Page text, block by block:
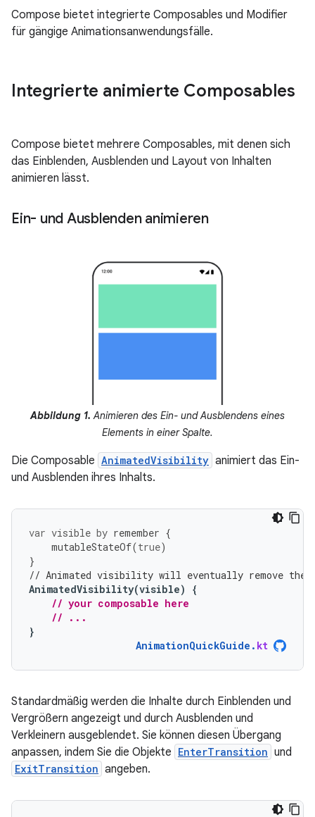
Compose bietet integrierte Composables und Modifier
für gängige Animationsanwendungsfälle.
Integrierte animierte Composables
Compose bietet mehrere Composables, mit denen sich
das Einblenden, Ausblenden und Layout von Inhalten
animieren lässt.
Ein- und Ausblenden animieren
Abbildung 1. Animieren des Ein- und Ausblendens eines
Elements in einer Spalte.
Die Composable AnimatedVisibility animiert das Ein-
und Ausblenden ihres Inhalts.
var visible by remember {
mutableStateOf(true)
}
// Animated visibility will eventually remove the
AnimatedVisibility(visible)
{
// your composable here
// ...
}
AnimationQuickGuide . kt
Standardmäßig werden die Inhalte durch Einblenden und
Vergrößern angezeigt und durch Ausblenden und
Verkleinern ausgeblendet. Sie können diesen Übergang
anpassen, indem Sie die Objekte EnterTransition und
ExitTransition angeben.